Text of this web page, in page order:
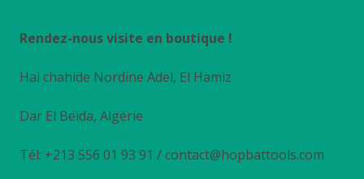
Rendez-nous visite en boutique !
Hai chahide Nordine Adel, El Hamiz
Dar El Beïda, Algérie
Tél: +213 556 01 93 91 / contact@hopbattools.com